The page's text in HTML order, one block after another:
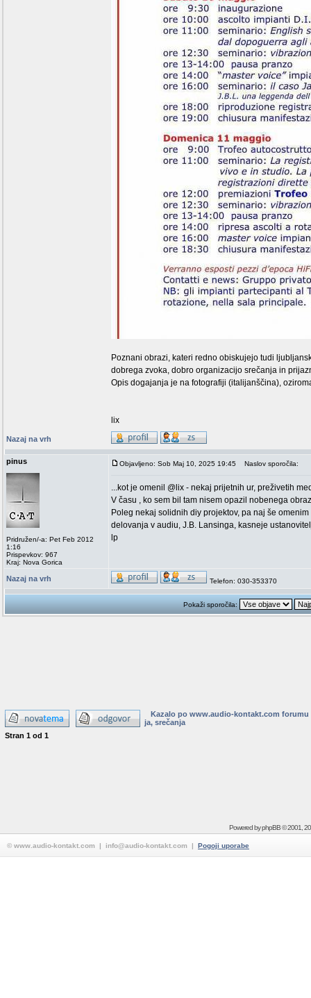
Poznani obrazi, kateri redno obiskujejo tudi
dobrega zvoka, dobro organizacijo srečanja in
Opis dogajanja je na fotografiji (italijanščina),
lix
Nazaj na vrh
pinus
Pridružen/-a: Pet Feb 2012
1:16
Prispevkov: 967
Kraj: Nova Gorica
Objavljeno: Sob Maj 10, 2025 19:45 Naslov sporočila:
...kot je omenil @lix - nekaj prijetnih ur, preživetih
V času , ko sem bil tam nisem opazil nobenega
Poleg nekaj solidnih diy projektov, pa naj še
delovanja v audiu, J.B. Lansinga, kasneje
lp
Nazaj na vrh Telefon: 030-353370
Pokaži sporočila:
Kazalo po www.audio-kontakt.com forumu
ja, srečanja
Stran 1 od 1
Powered byphpBB© 2001,
© www.audio-kontakt.com | info@audio-kontakt.com | Pogoji uporabe